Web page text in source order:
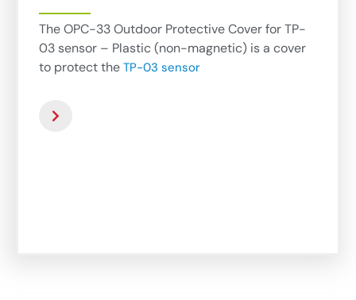
The OPC-33 Outdoor Protective Cover for TP-
03 sensor – Plastic (non-magnetic) is a cover
to protect the TP-03 sensor